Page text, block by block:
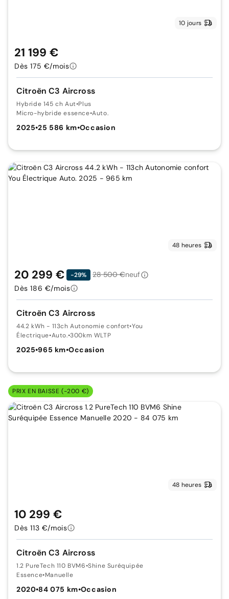
10 jours
Citroën C3 Aircross
Hybride 145 ch Aut•Plus
Micro-hybride essence•Auto.
2025•25 586 km•Occasion
21 199 €
Dès 175 €/mois
48 heures
Citroën C3 Aircross
44.2 kWh - 113ch Autonomie confort•You
Électrique•Auto.•300km WLTP
2025•965 km•Occasion
20 299 € -29% 28 500 €neuf
Dès 186 €/mois
PRIX EN BAISSE (-200 €)
48 heures
Citroën C3 Aircross
1.2 PureTech 110 BVM6•Shine Suréquipée
Essence•Manuelle
2020•84 075 km•Occasion
10 299 €
Dès 113 €/mois